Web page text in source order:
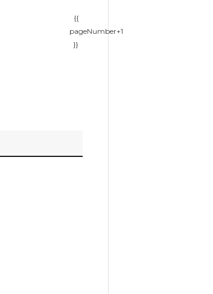
{{
pageNumber+1
}}